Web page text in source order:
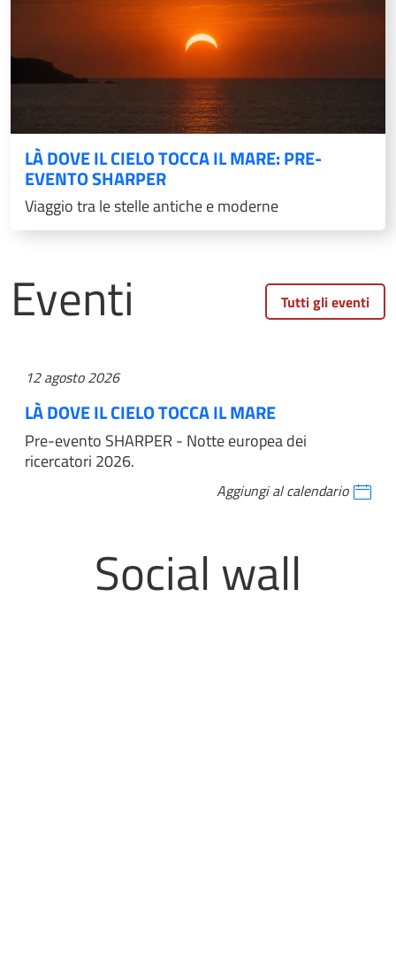
LÀ DOVE IL CIELO TOCCA IL MARE: PRE-
EVENTO SHARPER
Viaggio tra le stelle antiche e moderne
Eventi
12 agosto 2026
LÀ DOVE IL CIELO TOCCA IL MARE
Pre-evento SHARPER - Notte europea dei
ricercatori 2026.
Aggiungi al calendario
Tutti gli eventi
Social wall